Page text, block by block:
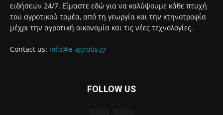
ειδήσεων 24/7. Είμαστε εδώ για να καλύψουμε κάθε πτυχή
του αγροτικού τομέα, από τη γεωργία και την κτηνοτροφία
μέχρι την αγροτική οικονομία και τις νέες τεχνολογίες.
Contact us: info@e-agrotis.gr
FOLLOW US